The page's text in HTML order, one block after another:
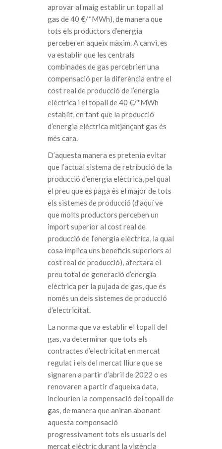
aprovar al maig establir un topall al
gas de 40 €/*MWh), de manera que
tots els productors d’energia
perceberen aqueix màxim. A canvi, es
va establir que les centrals
combinades de gas percebrien una
compensació per la diferència entre el
cost real de producció de l’energia
elèctrica i el topall de 40 €/*MWh
establit, en tant que la producció
d’energia elèctrica mitjançant gas és
més cara.
D’aquesta manera es pretenia evitar
que l’actual sistema de retribució de la
producció d’energia elèctrica, pel qual
el preu que es paga és el major de tots
els sistemes de producció (d’aquí ve
que molts productors perceben un
import superior al cost real de
producció de l’energia elèctrica, la qual
cosa implica uns beneficis superiors al
cost real de producció), afectara el
preu total de generació d’energia
elèctrica per la pujada de gas, que és
només un dels sistemes de producció
d’electricitat.
La norma que va establir el topall del
gas, va determinar que tots els
contractes d’electricitat en mercat
regulat i els del mercat lliure que se
signaren a partir d’abril de 2022 o es
renovaren a partir d’aqueixa data,
inclourien la compensació del topall de
gas, de manera que aniran abonant
aquesta compensació
progressivament tots els usuaris del
mercat elèctric durant la vigència